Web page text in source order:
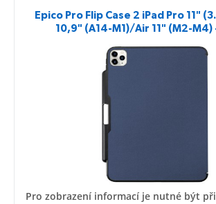
Epico Pro Flip Case 2 iPad Pro 11"
10,9" (A14-M1)/Air 11" (M2-M4)
Pro zobrazení informací je nutné být